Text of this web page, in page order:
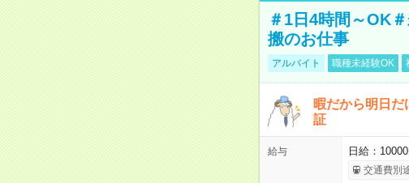
＃1日4時間～OK
搬のお仕事
アルバイト 職種未経験OK
暇だから明日
証
給与 日給：
交通費別